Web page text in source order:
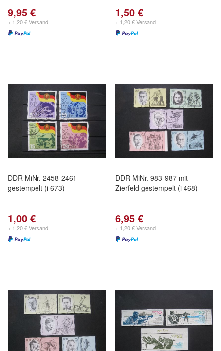
9,95 €
+ 1,20 € Versand
1,50 €
+ 1,20 € Versand
DDR MiNr. 2458-2461
gestempelt (i 673)
1,00 €
+ 1,20 € Versand
DDR MiNr. 983-987 mit
Zierfeld gestempelt (i 468)
6,95 €
+ 1,20 € Versand